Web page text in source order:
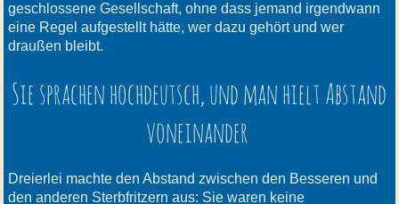
geschlossene Gesellschaft, ohne dass jemand irgendwann
eine Regel aufgestellt hätte, wer dazu gehört und wer
draußen bleibt.
Sie sprachen hochdeutsch, und man hielt Abstand
voneinander
Dreierlei machte den Abstand zwischen den Besseren und
den anderen Sterbfritzern aus: Sie waren keine